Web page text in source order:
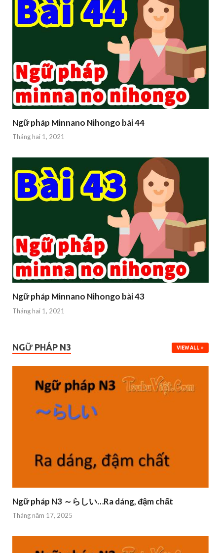
Ngữ pháp Minnano Nihongo bài 44
Tháng hai 1, 2021
Ngữ pháp Minnano Nihongo bài 43
Tháng hai 1, 2021
NGỮ PHÁP N3 VIEW ALL
Ngữ pháp N3 ～らしい…Ra dáng, đậm chất
Tháng năm 17, 2025